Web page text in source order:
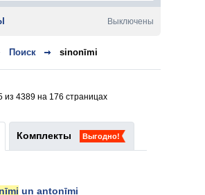
Поиск sinonīmi
из 4389 на 176 страницах
Комплекты Выгодно!
un antonīmi
Выключены